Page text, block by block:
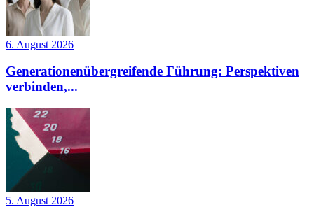
6. August 2026
Generationenübergreifende Führung: Perspektiven
verbinden,...
5. August 2026